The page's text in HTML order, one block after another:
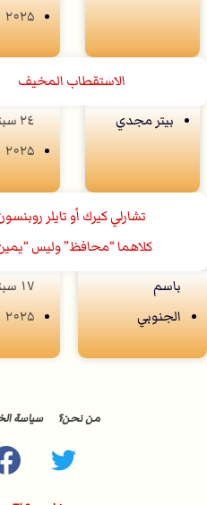
۲۰۲۵
الاستقطاب المخيف
بيتر مجدي
۲٤
۲۰۲۵
تشارلي كيرك أو تايلر
كلاهما “محافظ” وليس
باسم
الجنوبي
۱۷
۲۰۲۵
من نحن؟ سياسة